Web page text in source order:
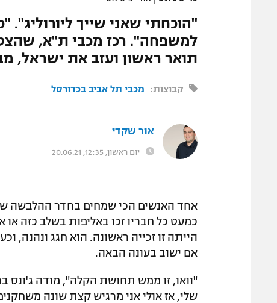
"הוכחתי שאני שייך
למשפחה". רכז מכבי ת"א,
תואר ראשון ועזב את ישראל,
קבוצות: מכבי תל אביב בכדורסל
אור שקדי
יום ראשון, 12:35, 20.06.21
אחד האנשים הכי שמחים בחדר ההלבשה
כמעט כל חבריו זכו באליפות בשלב כזה או
אם ישוב בעונה הבאה.
"וואו, זו ממש תחושת הקלה", מודה ג'ונס
שלי, אז אולי אני מרגיש קצת שונה